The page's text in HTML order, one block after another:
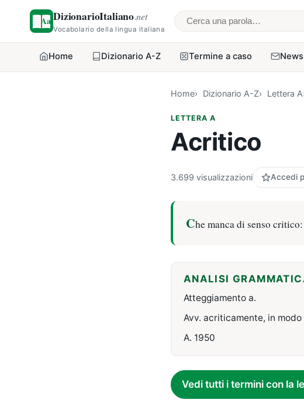
DizionarioItaliano.net
Vocabolario della lingua italiana Cerca una parola
Home Dizionario A-Z Termine a caso
Home Dizionario A-Z Lettera A
LETTERA A
Acritico
3.699 visualizzazioni Accedi
Che manca di senso
ANALISI
Atteggiamento a.
Avv. acriticamente, in modo
A. 1950
Vedi tutti i termini con la